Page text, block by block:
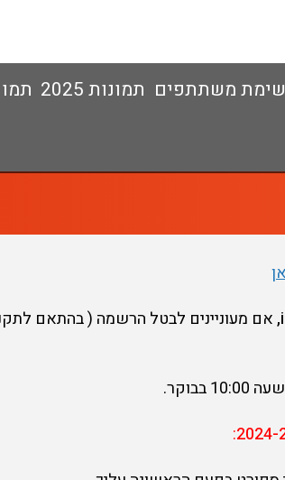
משתתפים תמונות 2025
אם מעוניינים לבטל הרשמה ( בהתאם
: